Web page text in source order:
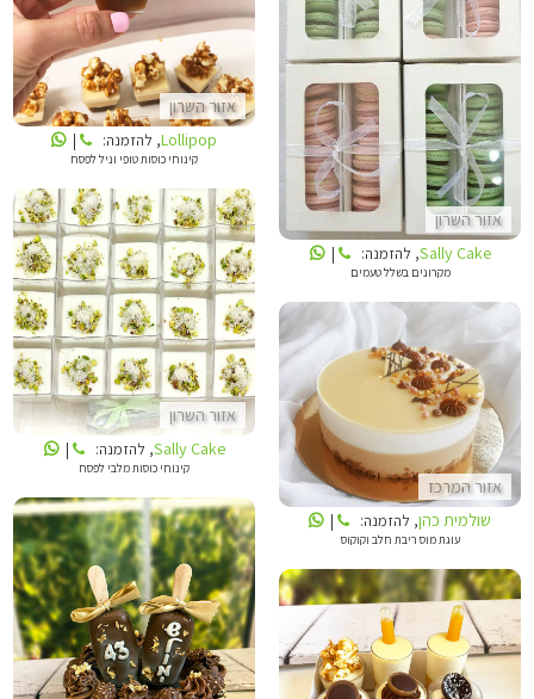
אזור השרון
Lollipop, להזמנה: |
קינוחי כוסות טופי וניל לפסח
אזור השרון
SALLY CAKE
Sally Cake, להזמנה: |
מקרונים בשלל טעמים
אזור השרון
SALLY CAKE
Sally Cake, להזמנה: |
קינוחי כוסות מלבי לפסח
אזור המרכז
שולמית כהן
שולמית כהן, להזמנה: |
עוגת מוס ריבת חלב וקוקוס
LOLLIPOP
LOLLIPOP